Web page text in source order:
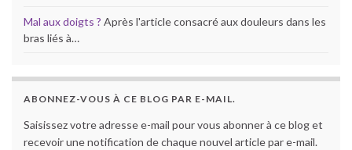
Mal aux doigts ? Après l'article consacré aux douleurs dans les
bras liés à…
ABONNEZ-VOUS À CE BLOG PAR E-MAIL.
Saisissez votre adresse e-mail pour vous abonner à ce blog et
recevoir une notification de chaque nouvel article par e-mail.